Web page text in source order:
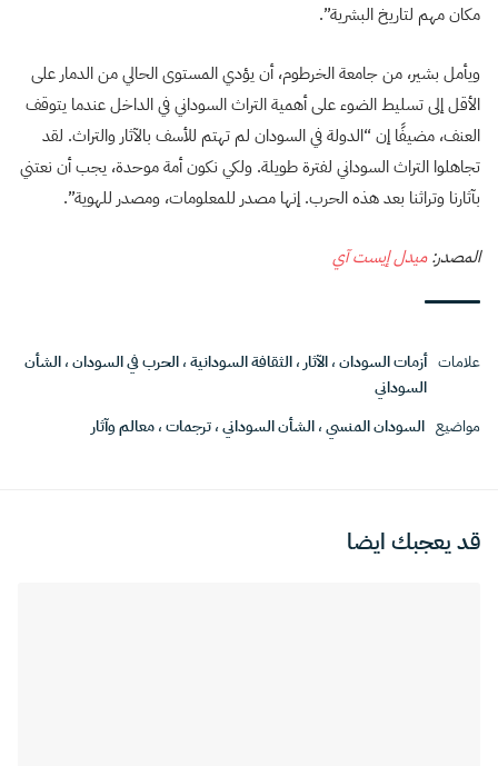
مكان مهم لتاريخ البشرية”.
ويأمل بشير، من جامعة الخرطوم، أن يؤدي المستوى الحالي من الدمار على
الأقل إلى تسليط الضوء على أهمية التراث السوداني في الداخل عندما يتوقف
العنف، مضيفًا إن “الدولة في السودان لم تهتم للأسف بالآثار والتراث. لقد
تجاهلوا التراث السوداني لفترة طويلة. ولكي نكون أمة موحدة، يجب أن نعتني
بآثارنا وتراثنا بعد هذه الحرب. إنها مصدر للمعلومات، ومصدر للهوية”.
المصدر:ميدل إيست آي
علامات أزمات السودان،الآثار ،الثقافة السودانية،الحرب في السودان،الشأن
السوداني
مواضيع السودان المنسي،الشأن السوداني،ترجمات،معالم وآثار
قد يعجبك ايضا